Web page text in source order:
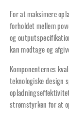
For at maksimere
forholdet mellem
og
kan modtage og
Komponenternes
teknologiske design
strømstyrken for at